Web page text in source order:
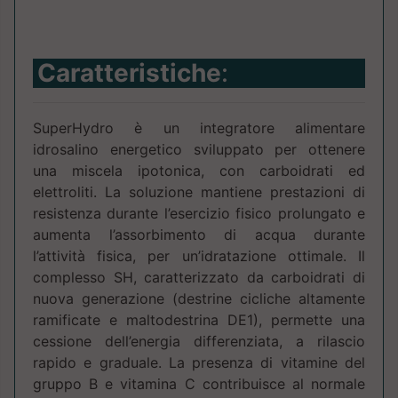
Caratteristiche:
SuperHydro è un integratore alimentare
idrosalino energetico sviluppato per ottenere
una miscela ipotonica, con carboidrati ed
elettroliti. La soluzione mantiene prestazioni di
resistenza durante l’esercizio fisico prolungato e
aumenta l’assorbimento di acqua durante
l’attività fisica, per un’idratazione ottimale. Il
complesso SH, caratterizzato da carboidrati di
nuova generazione (destrine cicliche altamente
ramificate e maltodestrina DE1), permette una
cessione dell’energia differenziata, a rilascio
rapido e graduale. La presenza di vitamine del
gruppo B e vitamina C contribuisce al normale